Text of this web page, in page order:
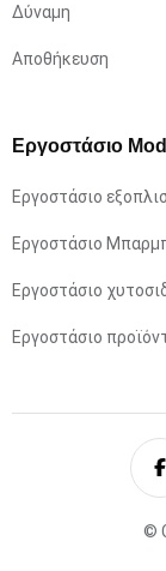
Δύναμη
Αποθήκευση
Εργοστάσιο
Εργοστάσιο
Εργοστάσιο
Εργοστάσιο
Εργοστάσιο
©